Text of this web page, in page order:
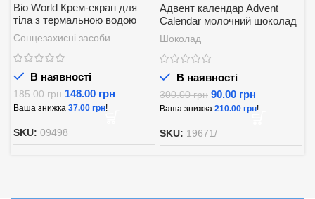
Bio World Крем-екран для
тіла з термальною водою
SPF 30
Сонцезахисні засоби
В наявності
185.00грн 148.00 грн
Ваша знижка 37.00 грн!
SKU: 09498
Адвент календар Advent
Calendar молочний шоколад
із вершковою начинкою
Baron 200 г.
Шоколад
В наявності
300.00грн 90.00 грн
Ваша знижка 210.00 грн!
SKU: 19671/